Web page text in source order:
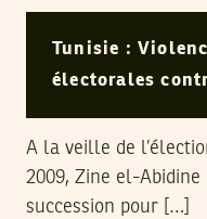
Tunisie :
électorales
A la veille de
2009, Zine el-
succession pour […]